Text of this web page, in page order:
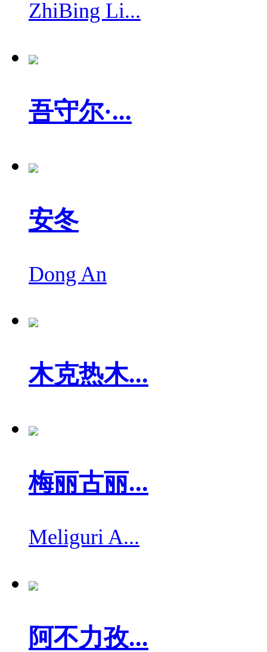
ZhiBing Li...
吾守尔·...
安冬
Dong An
木克热木...
梅丽古丽...
Meliguri A...
阿不力孜...